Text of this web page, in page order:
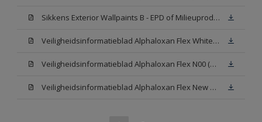
Sikkens Exterior Wallpaints B - EPD of Milieuproductverklaring
Veiligheidsinformatieblad Alphaloxan Flex White W05 (MSDS)
Veiligheidsinformatieblad Alphaloxan Flex N00 (MSDS)
Veiligheidsinformatieblad Alphaloxan Flex New N00 (MSDS)